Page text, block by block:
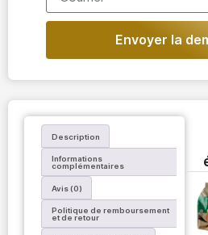
Envoyer la
Description
Informations
complémentaires
Avis (0)
Politique de remboursement
et de retour